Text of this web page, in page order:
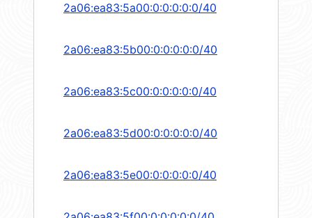
2a06:ea83:5a00:0:0:0:0:0/40
2a06:ea83:5b00:0:0:0:0:0/40
2a06:ea83:5c00:0:0:0:0:0/40
2a06:ea83:5d00:0:0:0:0:0/40
2a06:ea83:5e00:0:0:0:0:0/40